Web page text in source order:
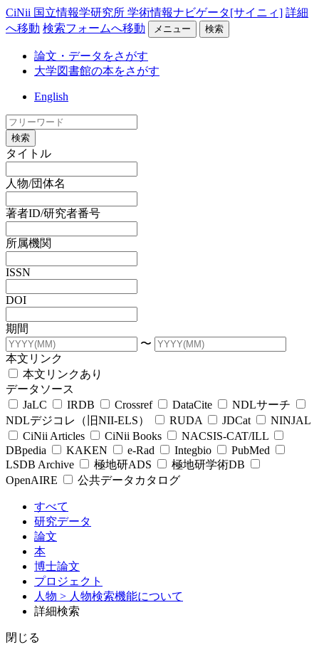
CiNii 国立情報学研究所 学術情報ナビゲータ[サイニィ] 詳細
へ移動 検索フォームへ移動 メニュー 検索
論文・データをさがす
大学図書館の本をさがす
English
検索
タイトル
人物/団体名
著者ID/研究者番号
所属機関
ISSN
DOI
期間
〜
本文リンク
本文リンクあり
データソース
JaLC
IRDB Crossref DataCite
NDLサーチ
NDLデジコレ（旧NII-ELS）
RUDA JDCat
NINJAL
CiNii Articles
CiNii Books
NACSIS-CAT/ILL
DBpedia
KAKEN e-Rad Integbio
PubMed
LSDB Archive
極地研ADS
極地研学術DB
OpenAIRE
公共データカタログ
すべて
研究データ
論文
本
博士論文
プロジェクト
人物 > 人物検索機能について
詳細検索
閉じる